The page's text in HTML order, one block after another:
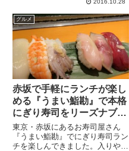
ということで訪問したのがすすき
のにある北海道料理の海鮮居酒屋
「海さくら」さん。海さくら都通
店は地下鉄南北線すすきの駅の
す...
2016.10.28
グルメ
赤坂で手軽にランチが楽し
める『うまい鮨勘』で本格
にぎり寿司をリーズナブル
に食す。
東京・赤坂にあるお寿司屋さん
『うまい鮨勘』でにぎり寿司ラン
チを楽しんできました。入りやす